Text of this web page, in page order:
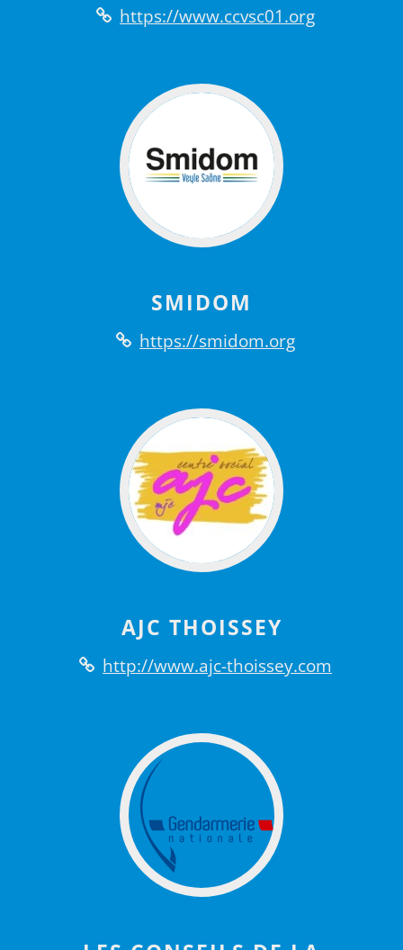
https://www.ccvsc01.org
SMIDOM
https://smidom.org
AJC THOISSEY
http://www.ajc-thoissey.com